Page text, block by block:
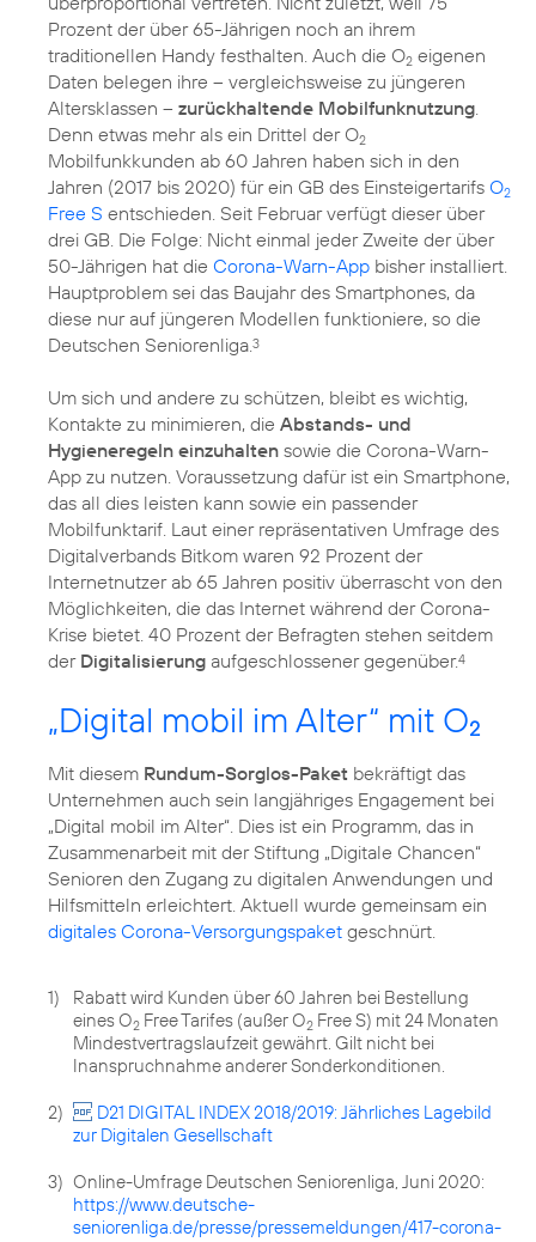
Prozent der über 65-Jährigen noch an ihrem
traditionellen Handy festhalten. Auch die O2 eigenen
Daten belegen ihre – vergleichsweise zu jüngeren
Altersklassen – zurückhaltende Mobilfunknutzung.
Denn etwas mehr als ein Drittel der O2
Mobilfunkkunden ab 60 Jahren haben sich in den
Jahren (2017 bis 2020) für ein GB des Einsteigertarifs O2
Free S entschieden. Seit Februar verfügt dieser über
drei GB. Die Folge: Nicht einmal jeder Zweite der über
50-Jährigen hat die Corona-Warn-App bisher installiert.
Hauptproblem sei das Baujahr des Smartphones, da
diese nur auf jüngeren Modellen funktioniere, so die
Deutschen Seniorenliga.3
Um sich und andere zu schützen, bleibt es wichtig,
Kontakte zu minimieren, die Abstands- und
Hygieneregeln einzuhalten sowie die Corona-Warn-
App zu nutzen. Voraussetzung dafür ist ein Smartphone,
das all dies leisten kann sowie ein passender
Mobilfunktarif. Laut einer repräsentativen Umfrage des
Digitalverbands Bitkom waren 92 Prozent der
Internetnutzer ab 65 Jahren positiv überrascht von den
Möglichkeiten, die das Internet während der Corona-
Krise bietet. 40 Prozent der Befragten stehen seitdem
der Digitalisierung aufgeschlossener gegenüber.4
„Digital mobil im Alter“ mit O2
Mit diesem Rundum-Sorglos-Paket bekräftigt das
Unternehmen auch sein langjähriges Engagement bei
„Digital mobil im Alter“. Dies ist ein Programm, das in
Zusammenarbeit mit der Stiftung „Digitale Chancen“
Senioren den Zugang zu digitalen Anwendungen und
Hilfsmitteln erleichtert. Aktuell wurde gemeinsam ein
digitales Corona-Versorgungspaket geschnürt.
1)
Rabatt wird Kunden über 60 Jahren bei Bestellung
eines O2 Free Tarifes (außer O2 Free S) mit 24 Monaten
Mindestvertragslaufzeit gewährt. Gilt nicht bei
Inanspruchnahme anderer Sonderkonditionen.
2)
D21 DIGITAL INDEX 2018/2019: Jährliches Lagebild
zur Digitalen Gesellschaft
3) Online-Umfrage Deutschen Seniorenliga, Juni 2020:
https://www.deutsche-
seniorenliga.de/presse/pressemeldungen/417-corona-